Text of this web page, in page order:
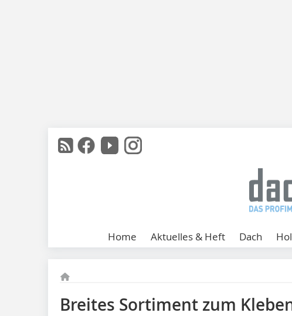
Home Aktuelles & Heft Dach
Breites Sortiment zum